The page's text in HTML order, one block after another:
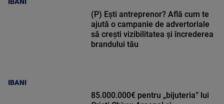
IBANI
(P) Ești antreprenor? Află cum te
ajută o campanie de advertoriale
să crești vizibilitatea și încrederea
brandului tău
85.000.000€ pentru „bijuteria” lui